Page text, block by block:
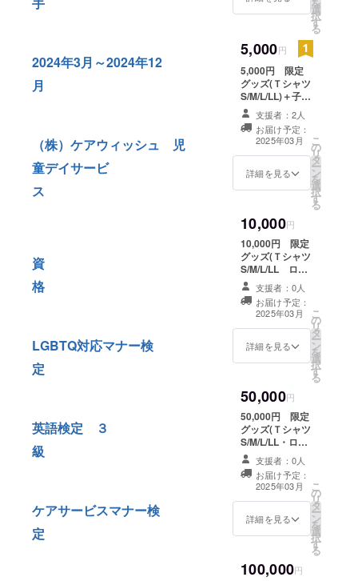
2024年3月～2024年12
月
（株）ケアウィッシュ 児
童デイサービ
ス
資
格
LGBTQ対応マナー検
定
英語検定 ３
級
ケアサービスマナー検
定
選
択
す
る
5,000円
5,000円 限定
グッズ(Ｔシャツ
S/M/L/LL)＋子ど
も食堂券3枚提供
子ども食堂券は
2025年12月末ま
でとさせていた
だきます
支援者：2人
お届け予定：
2025年03月
詳細を見る
こ
の
リ
タ
ー
ン
を
選
択
す
る
10,000円
10,000円 限定
グッズ(Ｔシャツ
S/M/L/LL ロン
ＴS/M/L/LL)＋子
ども食堂券４枚
提供 子ども食堂
券は2025年12月
末までとさせて
いただきます
支援者：0人
お届け予定：
2025年03月
詳細を見る
こ
の
リ
タ
ー
ン
を
選
択
す
る
50,000円
50,000円 限定
グッズ(Ｔシャツ
S/M/L/LL・ロン
Ｔ S/M/L/LL)＋
子ども食堂券4枚
提供 子ども食堂
券は2025年12月
末までとさせて
いただきます
支援者：0人
お届け予定：
2025年03月
詳細を見る
こ
の
リ
タ
ー
ン
を
選
択
す
る
100,000円